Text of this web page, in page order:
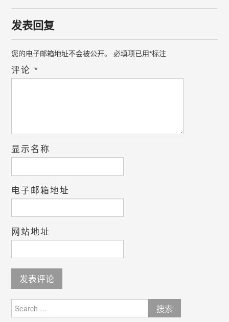
发表回复
您的电子邮箱地址不会被公开。 必填项已用*标注
评论*
显示名称
电子邮箱地址
网站地址
Search
for: